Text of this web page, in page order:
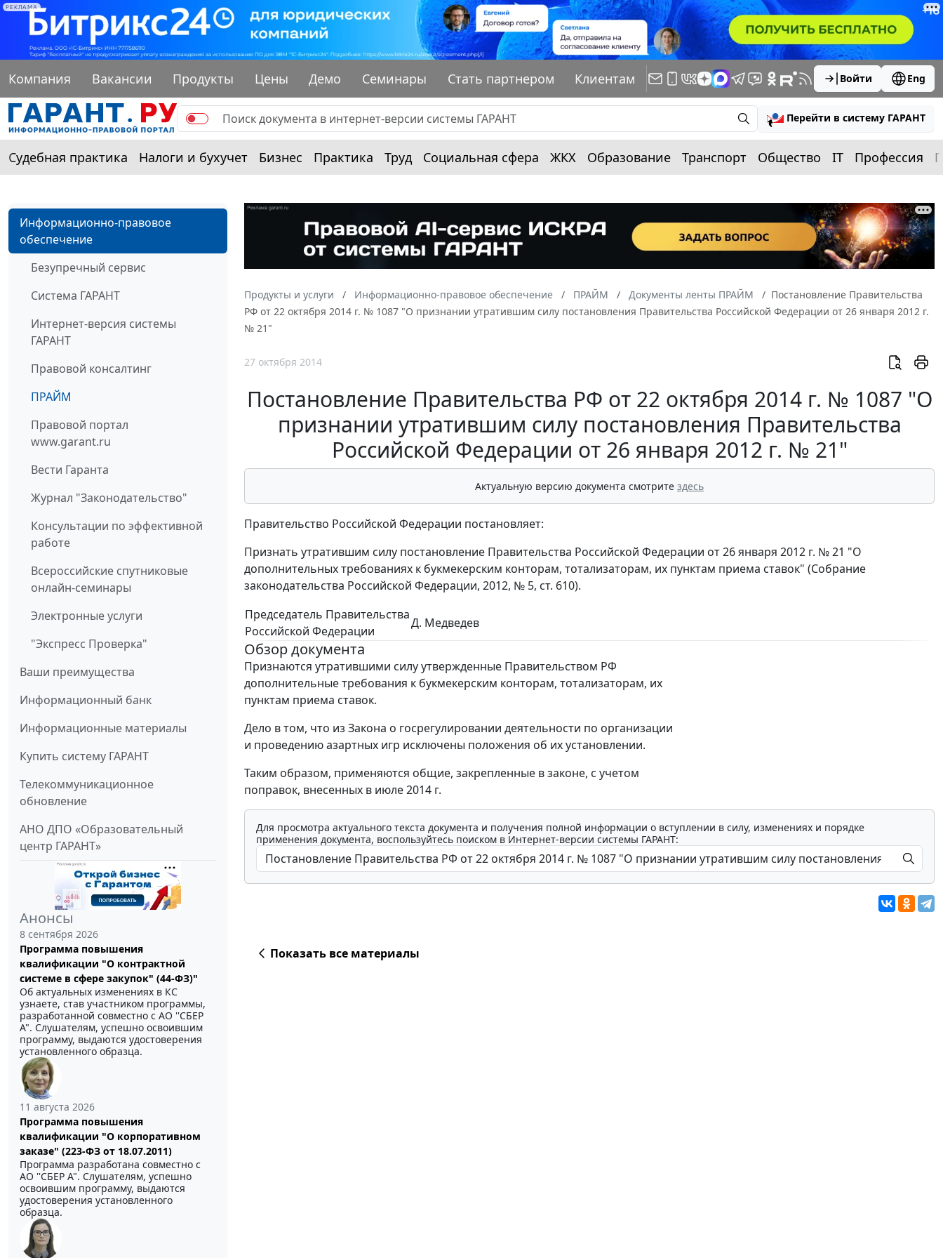
РЕКЛАМА
Компания Вакансии Продукты Цены Демо Семинары Стать партнером Клиентам Войти Eng
Перейти в систему ГАРАНТ
Судебная практика Налоги и бухучет Бизнес Практика Труд Социальная сфера ЖКХ Образование Транспорт Общество IT Профессия
Информационно-правовое
обеспечение
Безупречный сервис
Система ГАРАНТ
Интернет-версия системы
ГАРАНТ
Правовой консалтинг
ПРАЙМ
Правовой портал
www.garant.ru
Вести Гаранта
Журнал "Законодательство"
Консультации по эффективной
работе
Всероссийские спутниковые
онлайн-семинары
Электронные услуги
"Экспресс Проверка"
Ваши преимущества
Информационный банк
Информационные материалы
Купить систему ГАРАНТ
Телекоммуникационное
обновление
АНО ДПО «Образовательный
центр ГАРАНТ»
Анонсы
8 сентября 2026
Программа повышения
квалификации "О контрактной
системе в сфере закупок" (44-ФЗ)"
Об актуальных изменениях в КС
узнаете, став участником программы,
разработанной совместно с АО ''СБЕР
А". Слушателям, успешно освоившим
программу, выдаются удостоверения
установленного образца.
11 августа 2026
Программа повышения
квалификации "О корпоративном
заказе" (223-ФЗ от 18.07.2011)
Программа разработана совместно с
АО ''СБЕР А". Слушателям, успешно
освоившим программу, выдаются
удостоверения установленного
образца.
Продукты и услуги Информационно-правовое обеспечение ПРАЙМ Документы ленты ПРАЙМ
Постановление Правительства
РФ от 22 октября 2014 г. № 1087 "О признании утратившим силу постановления Правительства Российской Федерации от 26 января 2012 г.
№ 21"
27 октября 2014
Постановление Правительства РФ от 22 октября 2014 г. № 1087 "О
признании утратившим силу постановления Правительства
Российской Федерации от 26 января 2012 г. № 21"
Актуальную версию документа смотрите здесь
Правительство Российской Федерации постановляет:
Признать утратившим силу постановление Правительства Российской Федерации от 26 января 2012 г. № 21 "О
дополнительных требованиях к букмекерским конторам, тотализаторам, их пунктам приема ставок" (Собрание
законодательства Российской Федерации, 2012, № 5, ст. 610).
Председатель Правительства
Российской Федерации
Д. Медведев
Обзор документа
Признаются утратившими силу утвержденные Правительством РФ
дополнительные требования к букмекерским конторам, тотализаторам, их
пунктам приема ставок.
Дело в том, что из Закона о госрегулировании деятельности по организации
и проведению азартных игр исключены положения об их установлении.
Таким образом, применяются общие, закрепленные в законе, с учетом
поправок, внесенных в июле 2014 г.
Для просмотра актуального текста документа и получения полной информации о вступлении в силу, изменениях и порядке
применения документа, воспользуйтесь поиском в Интернет-версии системы ГАРАНТ:
Показать все материалы